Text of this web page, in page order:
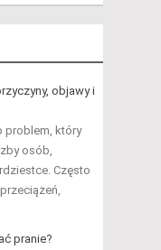
objawy i
problem, który
osób,
Często
pranie?